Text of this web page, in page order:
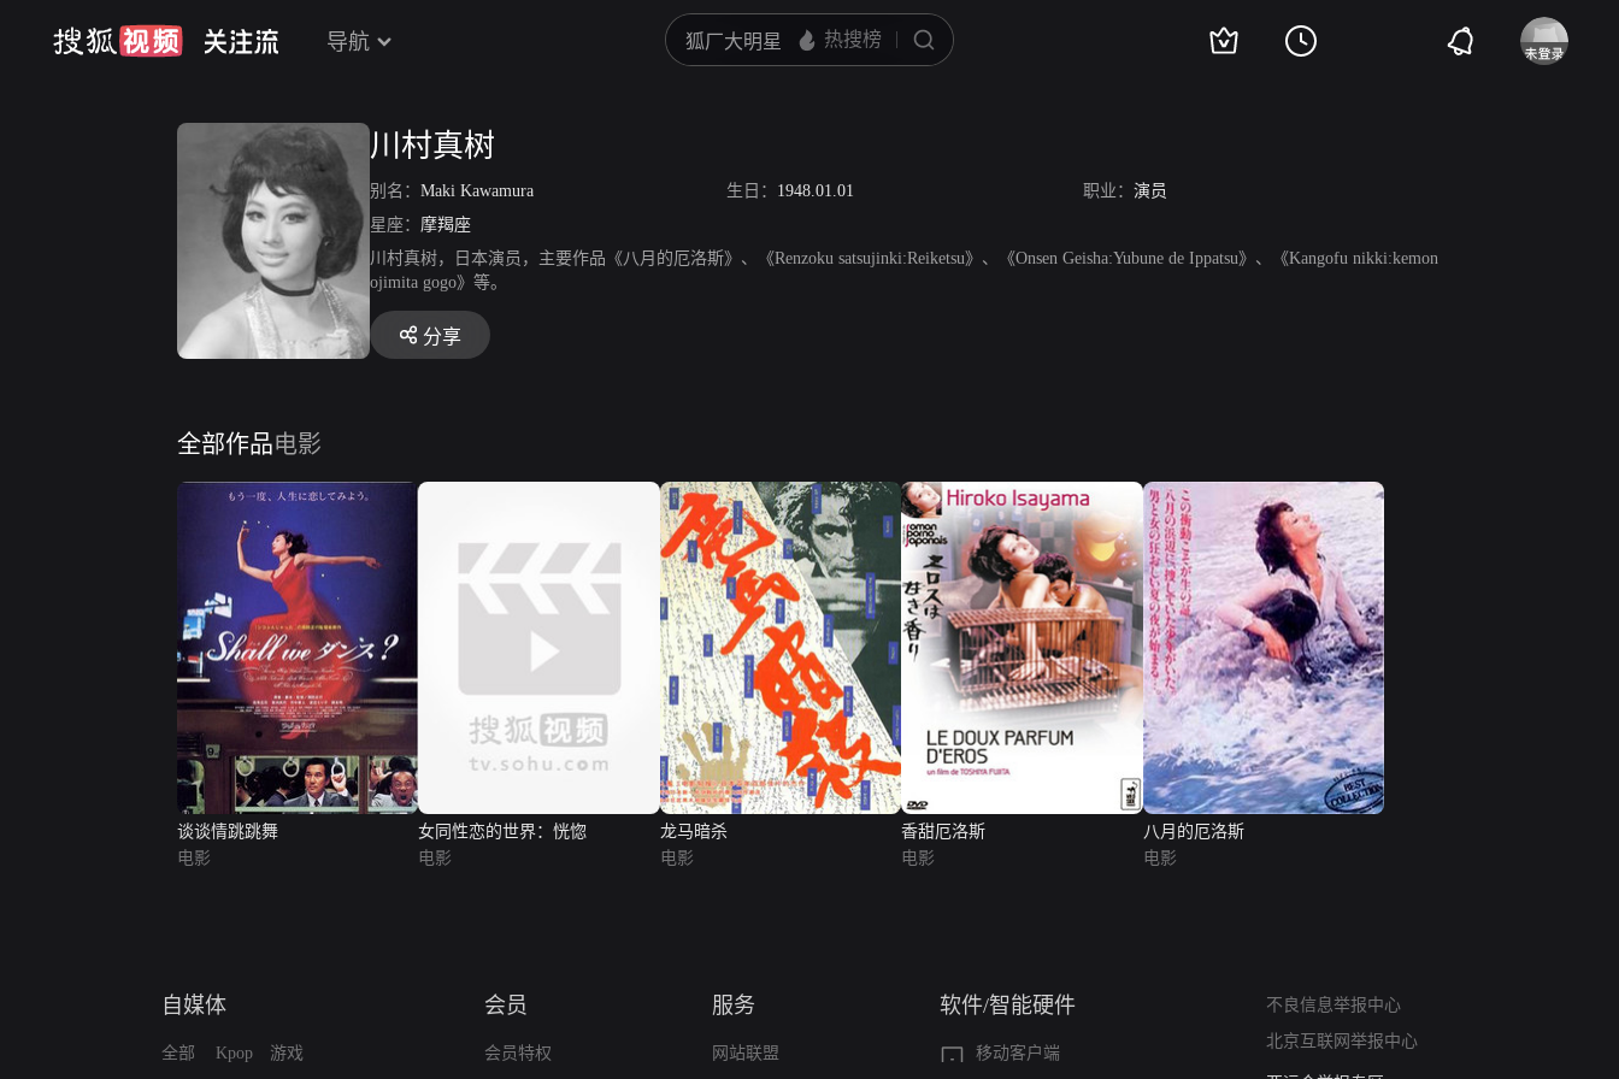
导航
川村真树
别名： Maki Kawamura 生日： 1948.01.01 职业： 演员
星座： 摩羯座
川村真树，日本演员，主要作品《八月的厄洛斯》、《Renzoku satsujinki:Reiketsu》、《Onsen Geisha:Yubune de Ippatsu》、《Kangofu nikki:kemon
ojimita gogo》等。
分享
全部作品电影
谈谈情跳跳舞
电影
女同性恋的世界：恍惚
电影
龙马暗杀
电影
香甜厄洛斯
电影
八月的厄洛斯
电影
自媒体
全部 Kpop 游戏
会员
会员特权
服务
网站联盟
软件/智能硬件
移动客户端
不良信息举报中心
北京互联网举报中心
算法推荐专项举报